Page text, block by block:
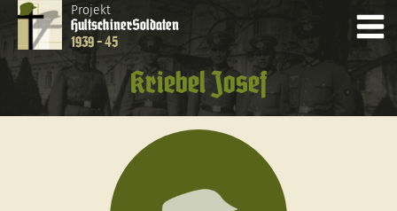
Projekt
HultschinerSoldaten
1939 - 45
Kriebel Josef